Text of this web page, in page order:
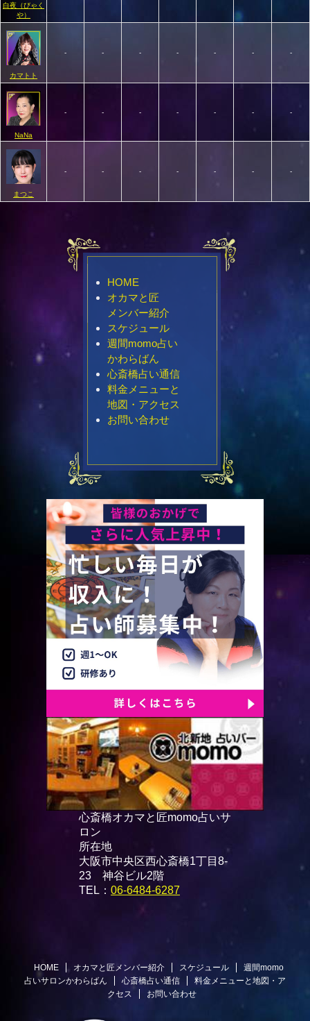
白夜（びゃく
や）
カマトト
- - - - - - -
NaNa
- - - - - - -
まつこ
- - - - - - -
HOME
オカマと匠
メンバー紹介
スケジュール
週間momo占い
かわらばん
心斎橋占い通信
料金メニューと
地図・アクセス
お問い合わせ
心斎橋オカマと匠momo占いサ
ロン
所在地
大阪市中央区西心斎橋1丁目8-
23 神谷ビル2階
TEL： 06-6484-6287
HOME オカマと匠メンバー紹介 スケジュール
週間momo
占いサロンかわらばん
心斎橋占い通信
料金メニューと地図・ア
クセス
お問い合わせ